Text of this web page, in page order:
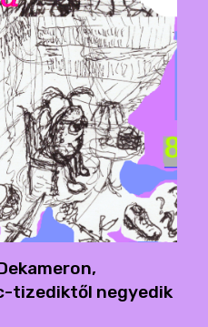
tizediktől negyedik